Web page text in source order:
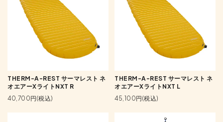
THERM-A-REST サーマレスト ネ
オエアーXライトNXT R
40,700円(税込)
THERM-A-REST サーマレスト ネ
オエアーXライトNXT L
45,100円(税込)